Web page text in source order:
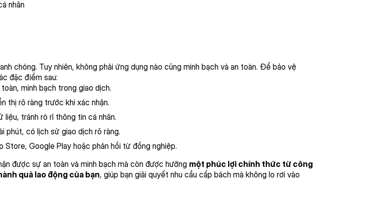
nhân
chóng. Tuy nhiên, không phải ứng dụng nào cũng minh bạch và an toàn. Để bảo vệ
đặc điểm sau:
minh bạch trong giao dịch.
thị rõ ràng trước khi xác nhận.
liệu, tránh rò rỉ thông tin cá nhân.
phút, có lịch sử giao dịch rõ ràng.
Store, Google Play hoặc phản hồi từ đồng nghiệp.
được sự an toàn và minh bạch mà còn được hưởng một phúc lợi chính thức từ công
quả lao động của bạn, giúp bạn giải quyết nhu cầu cấp bách mà không lo rơi vào